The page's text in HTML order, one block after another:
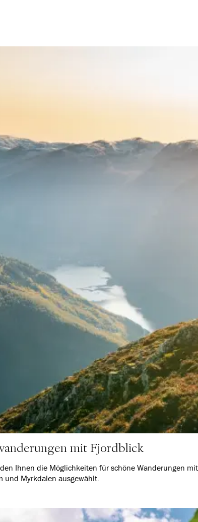
mit Fjordblick
Ihnen die Möglichkeiten für schöne Wanderungen
und Myrkdalen ausgewählt.